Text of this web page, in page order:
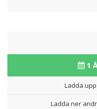
1
Ladda
Ladda ner